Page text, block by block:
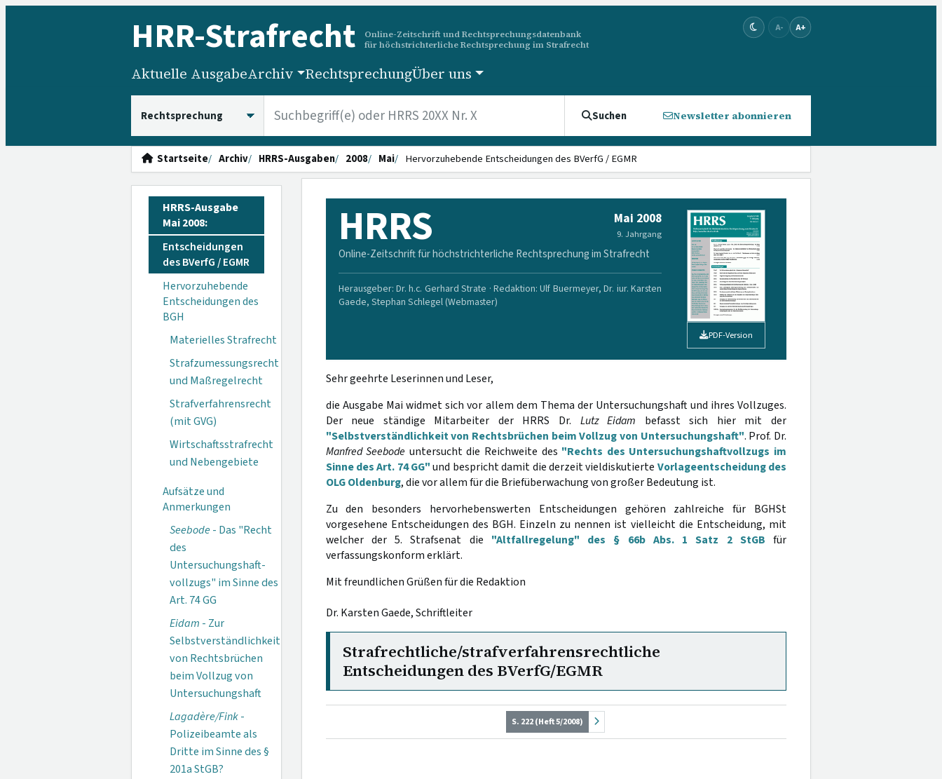
HRR-Strafrecht
Online-Zeitschrift und Rechtsprechungsdatenbank
für höchstrichterliche Rechtsprechung im Strafrecht
A- A+
Aktuelle AusgabeArchiv RechtsprechungÜber uns
Suchen Newsletter abonnieren
Startseite Archiv HRRS-Ausgaben 2008 Mai Hervorzuhebende Entscheidungen des BVerfG / EGMR
HRRS-Ausgabe
Mai 2008:
Entscheidungen
des BVerfG / EGMR
Hervorzuhebende
Entscheidungen des
BGH
Materielles Strafrecht
Strafzumessungsrecht
und Maßregelrecht
Strafverfahrensrecht
(mit GVG)
Wirtschaftsstrafrecht
und Nebengebiete
Aufsätze und
Anmerkungen
Seebode- Das "Recht
des
Untersuchungshaft­
vollzugs" im Sinne des
Art. 74 GG
Eidam - Zur
Selbstverständlichkeit
von Rechtsbrüchen
beim Vollzug von
Untersuchungshaft
Lagadère/Fink-
Polizeibeamte als
Dritte im Sinne des §
201a StGB?
HRRS Mai 2008
9. Jahrgang
Online-Zeitschrift für höchstrichterliche Rechtsprechung im Strafrecht
Herausgeber: Dr. h.c. Gerhard Strate · Redaktion: Ulf Buermeyer, Dr. iur. Karsten
Gaede, Stephan Schlegel (Webmaster)
PDF-Version
Sehr geehrte Leserinnen und Leser,
die Ausgabe Mai widmet sich vor allem dem Thema der Untersuchungshaft und ihres Vollzuges.
Der neue ständige Mitarbeiter der HRRS Dr. Lutz Eidam befasst sich hier mit der
"Selbstverständlichkeit von Rechtsbrüchen beim Vollzug von Untersuchungshaft". Prof. Dr.
Manfred Seebode untersucht die Reichweite des "Rechts des Untersuchungshaftvollzugs im
Sinne des Art. 74 GG"und bespricht damit die derzeit vieldiskutierte Vorlageentscheidung des
OLG Oldenburg, die vor allem für die Briefüberwachung von großer Bedeutung ist.
Zu den besonders hervorhebenswerten Entscheidungen gehören zahlreiche für BGHSt
vorgesehene Entscheidungen des BGH. Einzeln zu nennen ist vielleicht die Entscheidung, mit
welcher der 5. Strafsenat die "Altfallregelung" des § 66b Abs. 1 Satz 2 StGB für
verfassungskonform erklärt.
Mit freundlichen Grüßen für die Redaktion
Dr. Karsten Gaede, Schriftleiter
Strafrechtliche/strafverfahrensrechtliche
Entscheidungen des BVerfG/EGMR
S. 222 (Heft 5/2008)